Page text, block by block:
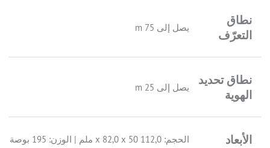
نطاق
التعرّف
يصل إلى 75 m
نطاق تحديد
الهوية
يصل إلى 25 m
الأبعاد الحجم: 112,0 x 82,0 x 50 ملم | الوزن: 195 بوصة